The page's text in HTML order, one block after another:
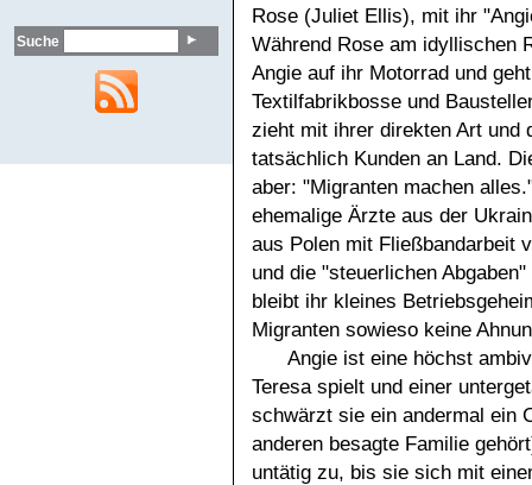
Suche
Rose (Juliet Ellis), mit ihr
Während Rose am idyllischen
Angie auf ihr Motorrad und
Textilfabrikbosse und
zieht mit ihrer direkten Art und
tatsächlich Kunden an Land.
aber: "Migranten machen
ehemalige Ärzte aus der
aus Polen mit Fließbandarbeit
und die "steuerlichen
bleibt ihr kleines
Migranten sowieso keine
Angie ist eine höchst
Teresa spielt und einer
schwärzt sie ein andermal ein
anderen besagte Familie
untätig zu, bis sie sich mit